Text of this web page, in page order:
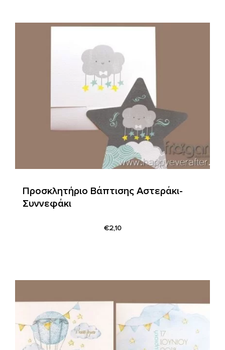
Προσκλητήριο Βάπτισης Αστεράκι-
Συννεφάκι
€2,10